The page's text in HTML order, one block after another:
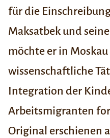
für die
Maksatbek und
möchte er in
wissenschaftliche
Integration der
Arbeitsmigranten
Original erschienen